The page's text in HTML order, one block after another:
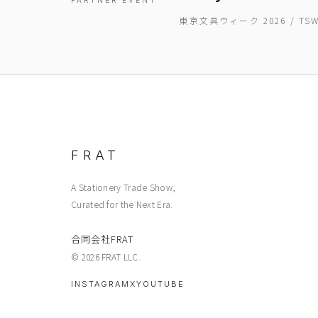
東京文具ウィーク 2026 /
FRAT
A Stationery Trade Show,
Curated for the Next Era.
合同会社FRAT
© 2026 FRAT LLC.
INSTAGRAM XYOUTUBE